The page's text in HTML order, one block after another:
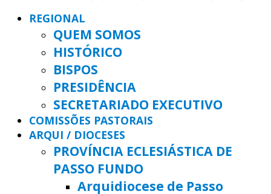
REGIONAL
QUEM SOMOS
HISTÓRICO
BISPOS
PRESIDÊNCIA
SECRETARIADO EXECUTIVO
COMISSÕES PASTORAIS
ARQUI / DIOCESES
PROVÍNCIA ECLESIÁSTICA DE
PASSO FUNDO
Arquidiocese de Passo